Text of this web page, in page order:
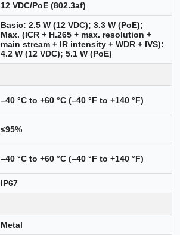
12 VDC/PoE (802.3af)
Basic: 2.5 W (12 VDC); 3.3 W (PoE);
Max. (ICR + H.265 + max. resolution +
main stream + IR intensity + WDR + IVS):
4.2 W (12 VDC); 5.1 W (PoE)
–40 °C to +60 °C (–40 °F to +140 °F)
≤95%
–40 °C to +60 °C (–40 °F to +140 °F)
IP67
Metal